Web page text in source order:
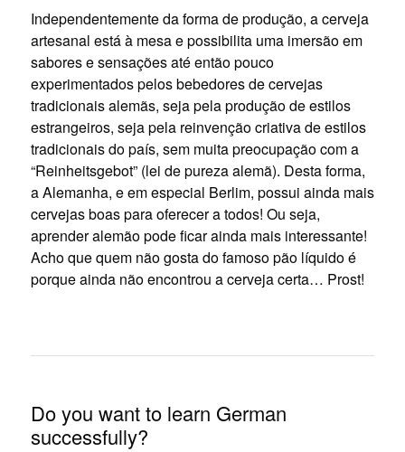
Independentemente da forma de produção, a cerveja
artesanal está à mesa e possibilita uma imersão em
sabores e sensações até então pouco
experimentados pelos bebedores de cervejas
tradicionais alemãs, seja pela produção de estilos
estrangeiros, seja pela reinvenção criativa de estilos
tradicionais do país, sem muita preocupação com a
“Reinheitsgebot” (lei de pureza alemã). Desta forma,
a Alemanha, e em especial Berlim, possui ainda mais
cervejas boas para oferecer a todos! Ou seja,
aprender alemão pode ficar ainda mais interessante!
Acho que quem não gosta do famoso pão líquido é
porque ainda não encontrou a cerveja certa… Prost!
Do you want to learn German
successfully?